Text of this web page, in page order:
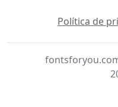
Política de